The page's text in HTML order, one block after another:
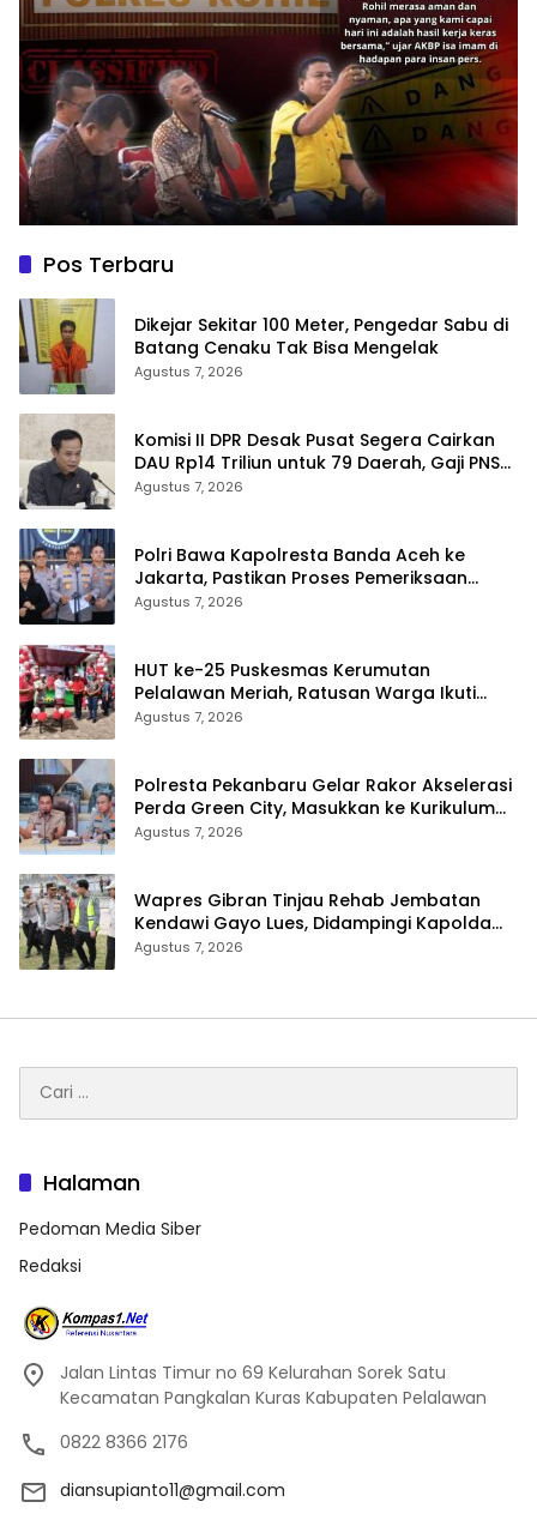
Pos Terbaru
Dikejar Sekitar 100 Meter, Pengedar Sabu di
Agustus 7, 2026
Komisi II DPR Desak Pusat Segera Cairkan
DAU Rp14 Triliun untuk 79 Daerah, Gaji PNS
Terancam Telat
Agustus 7, 2026
Polri Bawa Kapolresta Banda Aceh ke
Jakarta, Pastikan Proses Pemeriksaan
Profesional dan Transparan
Agustus 7, 2026
HUT ke-25 Puskesmas Kerumutan
Pelalawan Meriah, Ratusan Warga Ikuti
Jalan Santai dan Cek Kesehatan Gratis
Agustus 7, 2026
Polresta Pekanbaru Gelar Rakor Akselerasi
Perda Green City, Masukkan ke Kurikulum
Sekolah
Agustus 7, 2026
Wapres Gibran Tinjau Rehab Jembatan
Kendawi Gayo Lues, Didampingi Kapolda
Aceh
Agustus 7, 2026
untuk:
Halaman
Pedoman Media Siber
Redaksi
Jalan Lintas Timur no 69 Kelurahan Sorek Satu
Kecamatan Pangkalan Kuras Kabupaten Pelalawan
0822 8366 2176
diansupianto11@gmail.com